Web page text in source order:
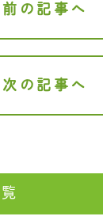
前の記事へ
次の記事へ